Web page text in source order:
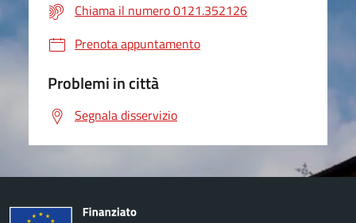
Chiama il numero 0121.352126
Prenota appuntamento
Problemi in città
Segnala disservizio